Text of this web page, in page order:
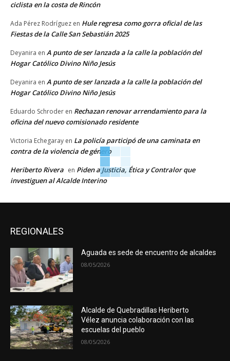
ciclista en la costa de Rincón
Ada Pérez Rodríguez en Hule regresa como gorra oficial de las
Fiestas de la Calle San Sebastián 2025
Deyanira en A punto de ser lanzada a la calle la población del
Hogar Católico Divino Niño Jesús
Deyanira en A punto de ser lanzada a la calle la población del
Hogar Católico Divino Niño Jesús
Eduardo Schroder en Rechazan renovar arrendamiento para la
oficina del nuevo comisionado residente
Victoria Echegaray en La policía participó de una caminata en
contra de la violencia de género
Heriberto Rivera en Piden a Justicia, Ética y Contralor que
investiguen al Alcalde Interino
REGIONALES
Aguada es sede de encuentro de alcaldes
08/05/2026
Alcalde de Quebradillas Heriberto
Vélez anuncia colaboración con las
escuelas del pueblo
08/05/2026